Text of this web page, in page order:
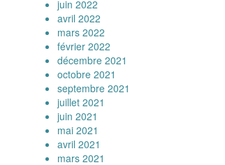
juin 2022
avril 2022
mars 2022
février 2022
décembre 2021
octobre 2021
septembre 2021
juillet 2021
juin 2021
mai 2021
avril 2021
mars 2021